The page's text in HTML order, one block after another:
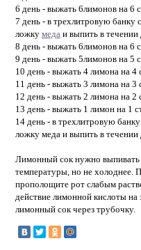
6 день - выжать 6лимонов на 6
7 день - в трехлитровую
ложку меда и выпить в течении
8 день - выжать 6лимонов на 6
9 день - выжать 5лимонов на 5
10 день - выжать 4 лимона на 4
11 день - выжать 3 лимона на 3
12 день - выжать 2 лимона на 2
13 день - выжать 1 лимон на 1
14 день - в трехлитровую
ложку меда и выпить в течении
Лимонный сок нужно
температуры, но не холоднее.
прополощите рот слабым
действие лимонной кислоты
лимонный сок через трубочку.